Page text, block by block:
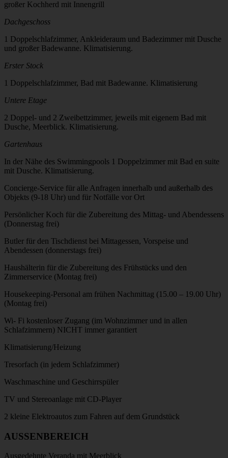
großer Kochherd mit Innengrill
Dachgeschoss
1 Doppelschlafzimmer, Ankleideraum und Badezimmer mit Dusche
und großer Badewanne. Klimatisierung.
Erster Stock
1 Doppelschlafzimmer, Bad mit Badewanne. Klimatisierung
Untere Etage
2 Doppel- und 2 Zweibettzimmer, jeweils mit eigenem Bad mit
Dusche, Meerblick. Klimatisierung.
Gartenhaus
In der Nähe des Swimmingpools 1 Doppelzimmer mit Bad en suite
mit Dusche. Klimatisierung.
Concierge-Service für alle Anfragen innerhalb und außerhalb des
Objekts (9-18 Uhr) und für Notfälle vor Ort
Persönlicher Koch für die Zubereitung des Mittag- und Abendessens
(Donnerstag frei)
Butler für den Tischdienst bei Mittagessen, Vorspeise und
Abendessen (donnerstags frei)
Haushälterin für die Zubereitung des Frühstücks und den
Zimmerservice (Montag frei)
Housekeeping-Personal am frühen Nachmittag (15.00 – 19.00 Uhr)
(Montag frei)
Wi- Fi kostenloser Zugang (im Wohnzimmer und in allen
Schlafzimmern) NICHT immer garantiert
Klimatisierung/Heizung
Tresorfach (in jedem Schlafzimmer)
Waschmaschine und Geschirrspüler
TV und Stereoanlage mit CD-Player
2 kleine Elektroautos zum Fahren auf dem Grundstück
AUSSENBEREICH
Ausgedehnte Veranda mit Meerblick